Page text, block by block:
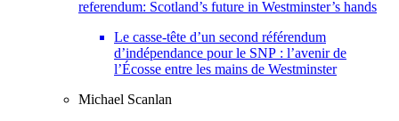
referendum: Scotland’s future in Westminster’s hands
Le casse-tête d’un second référendum
d’indépendance pour le SNP : l’avenir de
l’Écosse entre les mains de Westminster
Michael Scanlan